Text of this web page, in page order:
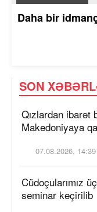
Daha bir
SON
Qızlardan
Makedoniyaya
07.08.2026, 14:39
Cüdoçularımız
seminar keçirilib